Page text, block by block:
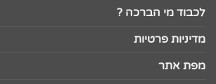
לכבוד מי הברכה ?
מדיניות פרטיות
מפת אתר